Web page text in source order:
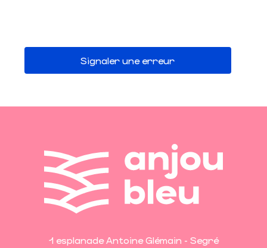
Signaler une erreur
1 esplanade Antoine Glémain - Segré